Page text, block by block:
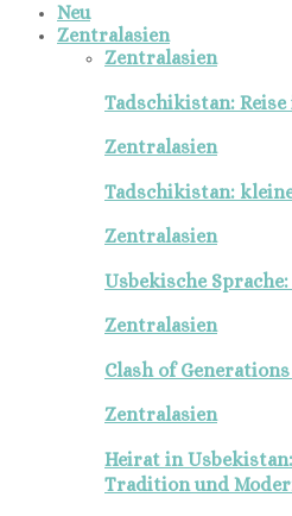
Neu
Zentralasien
Zentralasien
Tadschikistan:
Zentralasien
Tadschikistan:
Zentralasien
Usbekische
Zentralasien
Clash of
Zentralasien
Heirat in
Tradition und